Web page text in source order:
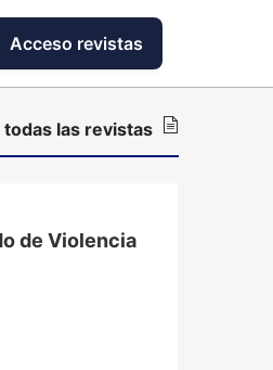
Acceso revistas
todas las revistas
de Violencia